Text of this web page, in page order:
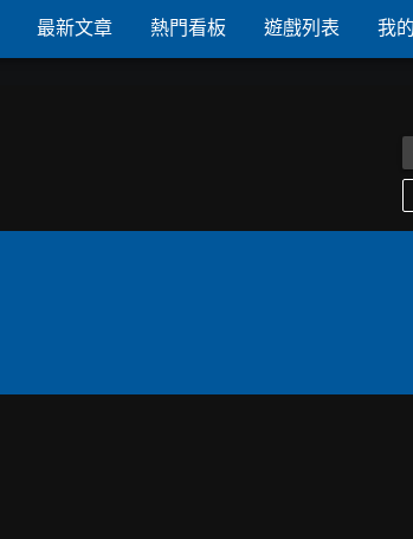
最新文章 熱門看板 遊戲列表 我